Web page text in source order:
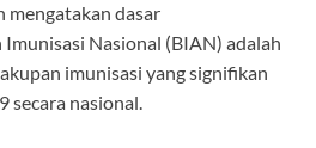
dasar
Nasional (BIAN) adalah
imunisasi yang signifikan
secara nasional.